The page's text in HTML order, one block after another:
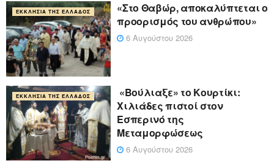
ΕΚΚΛΗΣΊΑ ΤΗΣ ΕΛΛΆΔΟΣ
«Στο Θαβώρ, αποκαλύπτεται ο
προορισμός του ανθρώπου»
6 Αυγούστου 2026
ΕΚΚΛΗΣΊΑ ΤΗΣ ΕΛΛΆΔΟΣ
«Βούλιαξε» το Κουρτίκι:
Χιλιάδες πιστοί στον
Εσπερινό της
Μεταμορφώσεως
6 Αυγούστου 2026